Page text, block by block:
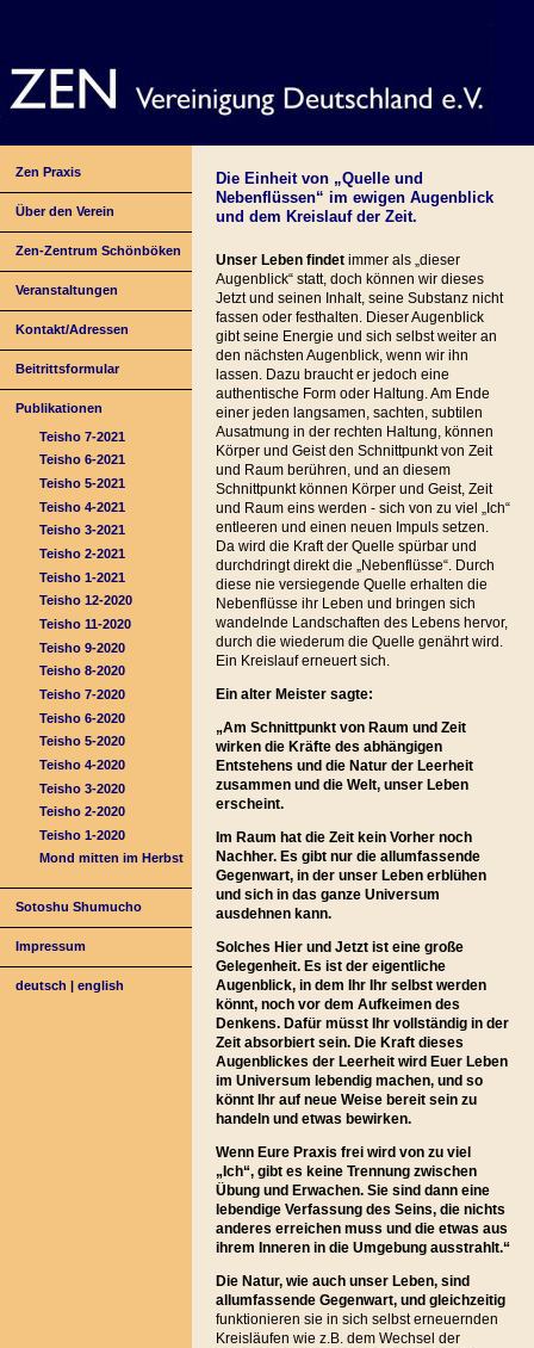
Zen Praxis
Über den Verein
Zen-Zentrum Schönböken
Veranstaltungen
Kontakt/Adressen
Beitrittsformular
Publikationen
Teisho 7-2021
Teisho 6-2021
Teisho 5-2021
Teisho 4-2021
Teisho 3-2021
Teisho 2-2021
Teisho 1-2021
Teisho 12-2020
Teisho 11-2020
Teisho 9-2020
Teisho 8-2020
Teisho 7-2020
Teisho 6-2020
Teisho 5-2020
Teisho 4-2020
Teisho 3-2020
Teisho 2-2020
Teisho 1-2020
Mond mitten im Herbst
Sotoshu Shumucho
Impressum
deutsch |english
Die Einheit von „Quelle und
Nebenflüssen“ im ewigen Augenblick
und dem Kreislauf der Zeit.
Unser Leben findetimmer als „dieser
Augenblick“ statt, doch können wir dieses
Jetzt und seinen Inhalt, seine Substanz nicht
fassen oder festhalten. Dieser Augenblick
gibt seine Energie und sich selbst weiter an
den nächsten Augenblick, wenn wir ihn
lassen. Dazu braucht er jedoch eine
authentische Form oder Haltung. Am Ende
einer jeden langsamen, sachten, subtilen
Ausatmung in der rechten Haltung, können
Körper und Geist den Schnittpunkt von Zeit
und Raum berühren, und an diesem
Schnittpunkt können Körper und Geist, Zeit
und Raum eins werden - sich von zu viel „Ich“
entleeren und einen neuen Impuls setzen.
Da wird die Kraft der Quelle spürbar und
durchdringt direkt die „Nebenflüsse“. Durch
diese nie versiegende Quelle erhalten die
Nebenflüsse ihr Leben und bringen sich
wandelnde Landschaften des Lebens hervor,
durch die wiederum die Quelle genährt wird.
Ein Kreislauf erneuert sich.
Ein alter Meister sagte:
„Am Schnittpunkt von Raum und Zeit
wirken die Kräfte des abhängigen
Entstehens und die Natur der Leerheit
zusammen und die Welt, unser Leben
erscheint.
Im Raum hat die Zeit kein Vorher noch
Nachher. Es gibt nur die allumfassende
Gegenwart, in der unser Leben erblühen
und sich in das ganze Universum
ausdehnen kann.
Solches Hier und Jetzt ist eine große
Gelegenheit. Es ist der eigentliche
Augenblick, in dem Ihr Ihr selbst werden
könnt, noch vor dem Aufkeimen des
Denkens. Dafür müsst Ihr vollständig in der
Zeit absorbiert sein. Die Kraft dieses
Augenblickes der Leerheit wird Euer Leben
im Universum lebendig machen, und so
könnt Ihr auf neue Weise bereit sein zu
handeln und etwas bewirken.
Wenn Eure Praxis frei wird von zu viel
„Ich“, gibt es keine Trennung zwischen
Übung und Erwachen. Sie sind dann eine
lebendige Verfassung des Seins, die nichts
anderes erreichen muss und die etwas aus
ihrem Inneren in die Umgebung ausstrahlt.“
Die Natur, wie auch unser Leben, sind
allumfassende Gegenwart, und gleichzeitig
funktionieren sie in sich selbst erneuernden
Kreisläufen wie z.B. dem Wechsel der